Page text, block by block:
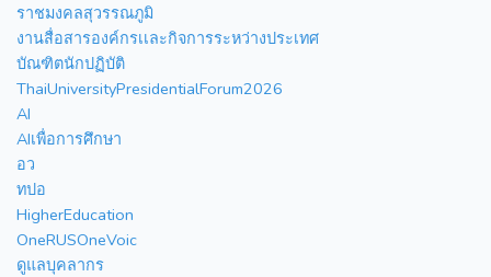
ราชมงคลสุวรรณภูมิ
งานสื่อสารองค์กรเเละกิจการระหว่างประเทศ
บัณฑิตนักปฏิบัติ
ThaiUniversityPresidentialForum2026
AI
AIเพื่อการศึกษา
อว
ทปอ
HigherEducation
OneRUSOneVoic
ดูแลบุคลากร